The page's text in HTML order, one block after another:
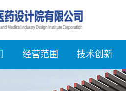
经营范围 技术创新